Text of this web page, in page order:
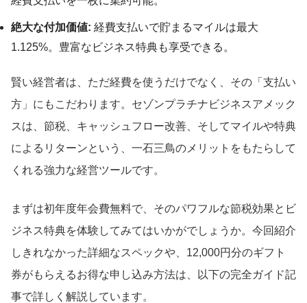
絶大な付加価値: 経費支払いで貯まるマイルは最大
1.125%。豊富なビジネス特典も享受できる。
賢い経営者は、ただ経費を使うだけでなく、その「支払い
方」にもこだわります。セゾンプラチナビジネスアメック
スは、節税、キャッシュフロー改善、そしてマイルや特典
によるリターンという、一石三鳥のメリットをもたらして
くれる強力な経営ツールです。
まずは初年度年会費無料で、そのパワフルな節税効果とビ
ジネス特典を体験してみてはいかがでしょうか。今回紹介
しきれなかった詳細なスペックや、12,000円分のギフト
券がもらえるお得な申し込み方法は、以下の完全ガイド記
事で詳しく解説しています。